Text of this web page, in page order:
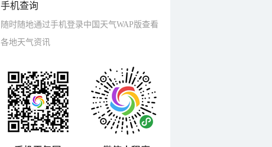
手机查询
随时随地通过手机登录中国天气WAP版查看
各地天气资讯